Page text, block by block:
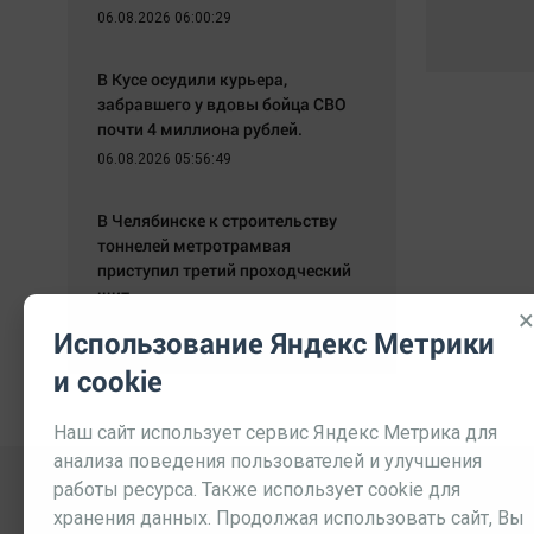
06.08.2026 06:00:29
В Кусе осудили курьера,
забравшего у вдовы бойца СВО
почти 4 миллиона рублей.
06.08.2026 05:56:49
В Челябинске к строительству
тоннелей метротрамвая
приступил третий проходческий
щит.
×
Использование Яндекс Метрики
и cookie
Наш сайт использует сервис Яндекс Метрика для
анализа поведения пользователей и улучшения
работы ресурса. Также использует cookie для
хранения данных. Продолжая использовать сайт, Вы